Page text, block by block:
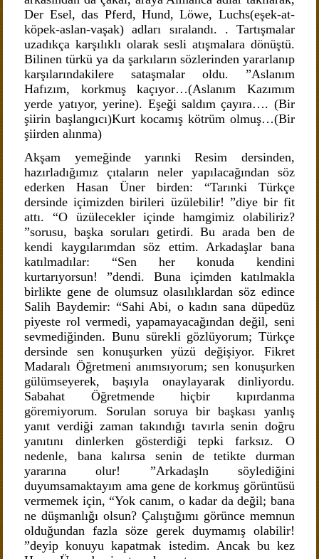
Der Esel, das Pferd, Hund, Löwe, Luchs(eşek-at-
köpek-aslan-vaşak) adları sıralandı. . Tartışmalar
uzadıkça karşılıklı olarak sesli atışmalara dönüştü.
Bilinen türkü ya da şarkıların sözlerinden yararlanıp
karşılarındakilere sataşmalar oldu. ”Aslanım
Hafızım, korkmuş kaçıyor…(Aslanım Kazımım
yerde yatıyor, yerine). Eşeği saldım çayıra…. (Bir
şiirin başlangıcı)Kurt kocamış kötrüm olmuş…(Bir
şiirden alınma)
Akşam yemeğinde yarınki Resim dersinden,
hazırladığımız çıtaların neler yapılacağından söz
ederken Hasan Üner birden: “Tarınki Türkçe
dersinde içimizden birileri üzülebilir! ”diye bir fit
attı. “O üzülecekler içinde hamgimiz olabiliriz?
”sorusu, başka soruları getirdi. Bu arada ben de
kendi kaygılarımdan söz ettim. Arkadaşlar bana
katılmadılar: “Sen her konuda kendini
kurtarıyorsun! ”dendi. Buna içimden katılmakla
birlikte gene de olumsuz olasılıklardan söz edince
Salih Baydemir: “Sahi Abi, o kadın sana düpedüz
piyeste rol vermedi, yapamayacağından değil, seni
sevmediğinden. Bunu sürekli gözlüyorum; Türkçe
dersinde sen konuşurken yüzü değişiyor. Fikret
Madaralı Öğretmeni anımsıyorum; sen konuşurken
gülümseyerek, başıyla onaylayarak dinliyordu.
Sabahat Öğretmende hiçbir kıpırdanma
göremiyorum. Sorulan soruya bir başkası yanlış
yanıt verdiği zaman takındığı tavırla senin doğru
yanıtını dinlerken gösterdiği tepki farksız. O
nedenle, bana kalırsa senin de tetikte durman
yararına olur! ”Arkadaşln söylediğini
duyumsamaktayım ama gene de korkmuş görüntüsü
vermemek için, “Yok canım, o kadar da değil; bana
ne düşmanlığı olsun? Çalıştığımı görünce memnun
olduğundan fazla söze gerek duymamış olabilir!
”deyip konuyu kapatmak istedim. Ancak bu kez